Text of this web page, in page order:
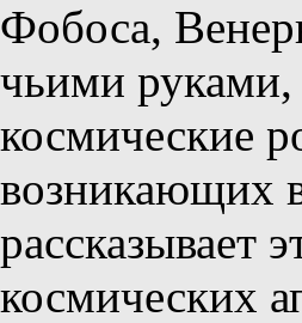
Фобоса,
чьими руками,
космические
возникающих
рассказывает
космических